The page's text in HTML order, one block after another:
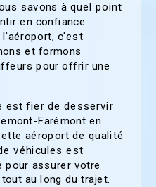
savons à quel point
en confiance
c'est
et formons
pour offrir une
est fier de desservir
Farémont en
aéroport de qualité
véhicules est
pour assurer votre
au long du trajet.